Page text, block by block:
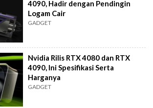
4090, Hadir dengan Pendingin
Logam Cair
GADGET
Nvidia Rilis RTX 4080 dan RTX
4090, Ini Spesifikasi Serta
Harganya
GADGET